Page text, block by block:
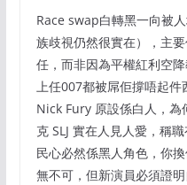
Race swap白轉黑一向被
族歧視仍然很實在），主
任，而非因為平權紅利空
上任007都被屌佢撐唔起
Nick Fury 原設係白人，
克 SLJ 實在人見人愛，稱
民心必然係黑人角色，你
無不可，但新演員必須證